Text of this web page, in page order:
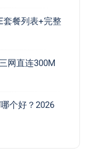
套餐列表+完整
网直连300M
个好？2026